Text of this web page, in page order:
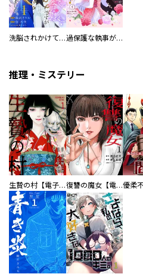
洗脳されかけていた悪役令嬢ですが家出を決意しました。【電子単行本版／特典おまけ付き】 過保護な執事が私の婚活を邪魔してきます！ 分冊版
推理・ミステリー
生贄の村【電子単行本版】 復讐の魔女【電子単行本版】